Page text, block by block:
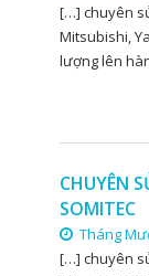
[…] chuyên
Mitsubishi,
lượng lên
CHUYÊN
SOMITEC
Tháng
[…] chuyên